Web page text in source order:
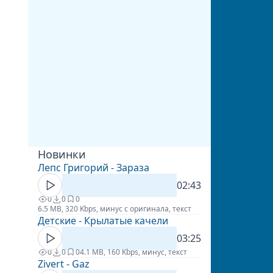
Новинки
Лепс Григорий - Зараза
02:43
0 0
0
6.5 MB, 320 Kbps, минус с оригинала, текст
Детские - Крылатые качели
03:25
0 0 04.1 MB, 160 Kbps, минус, текст
Zivert - Gaz